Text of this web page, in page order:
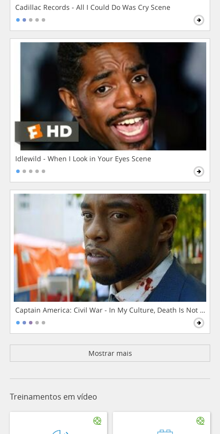
Cadillac Records - All I Could Do Was Cry Scene
Idlewild - When I Look in Your Eyes Scene
Captain America: Civil War - In My Culture, Death Is Not The
Mostrar mais
Treinamentos em vídeo